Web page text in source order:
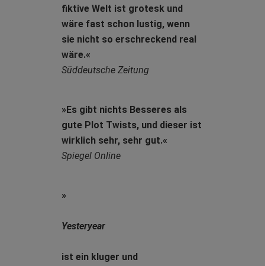
fiktive Welt ist grotesk und
wäre fast schon lustig, wenn
sie nicht so erschreckend real
wäre.«
Süddeutsche Zeitung
»Es gibt nichts Besseres als
gute Plot Twists, und dieser ist
wirklich sehr, sehr gut.«
Spiegel Online
»
Yesteryear
ist ein kluger und